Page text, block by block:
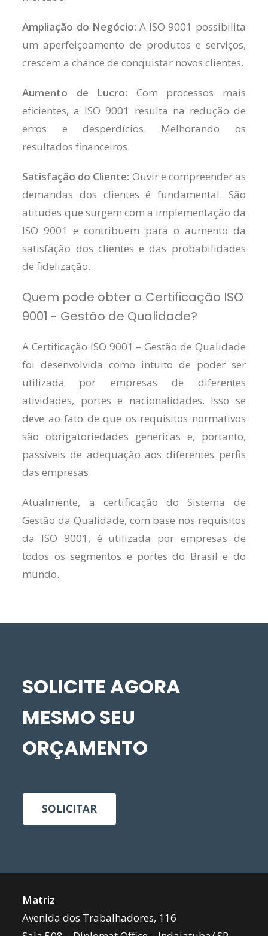
Ampliação do Negócio: A ISO 9001 possibilita
um aperfeiçoamento de produtos e serviços,
crescem a chance de conquistar novos clientes.
Aumento de Lucro: Com processos mais
eficientes, a ISO 9001 resulta na redução de
erros e desperdícios. Melhorando os
resultados financeiros.
Satisfação do Cliente: Ouvir e compreender as
demandas dos clientes é fundamental. São
atitudes que surgem com a implementação da
ISO 9001 e contribuem para o aumento da
satisfação dos clientes e das probabilidades
de fidelização.
Quem pode obter a Certificação ISO
9001 - Gestão de Qualidade?
A Certificação ISO 9001 – Gestão de Qualidade
foi desenvolvida como intuito de poder ser
utilizada por empresas de diferentes
atividades, portes e nacionalidades. Isso se
deve ao fato de que os requisitos normativos
são obrigatoriedades genéricas e, portanto,
passíveis de adequação aos diferentes perfis
das empresas.
Atualmente, a certificação do Sistema de
Gestão da Qualidade, com base nos requisitos
da ISO 9001, é utilizada por empresas de
todos os segmentos e portes do Brasil e do
mundo.
SOLICITE AGORA
MESMO SEU
ORÇAMENTO
SOLICITAR
Matriz
Avenida dos Trabalhadores, 116